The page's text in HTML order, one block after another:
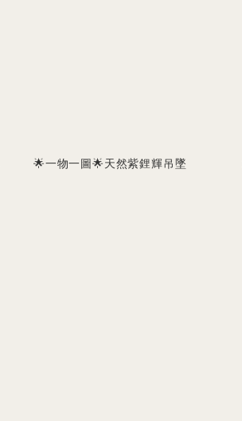
🌟一物一圖🌟天然紫鋰輝吊墜